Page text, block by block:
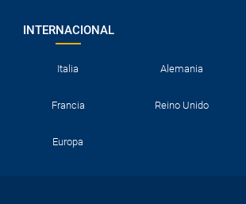
INTERNACIONAL
Italia Alemania
Francia Reino Unido
Europa